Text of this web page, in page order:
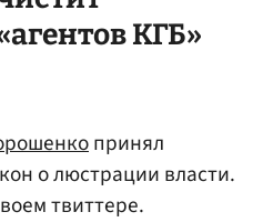
КГБ»
принял
о люстрации власти.
твиттере.